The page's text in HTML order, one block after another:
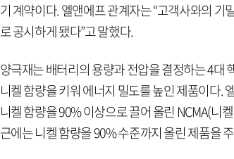
기 계약이다. 엘앤에프 관계자는 “고객사와의
로 공시하게 됐다”고 말했다.
양극재는 배터리의 용량과 전압을 결정하는 4대
니켈 함량을 키워 에너지 밀도를 높인 제품이다.
니켈 함량을 90% 이상으로 끌어 올린 NCMA(니
근에는 니켈 함량을 90% 수준까지 올린 제품을